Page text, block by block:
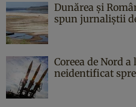
Dunărea și
spun jurnaliștii
Coreea de Nord
neidentificat